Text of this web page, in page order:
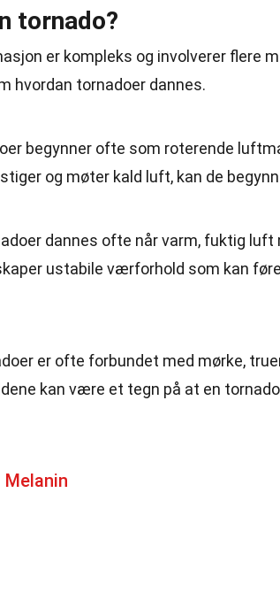
tornado?
er kompleks og involverer flere
hvordan tornadoer dannes.
begynner ofte som roterende
og møter kald luft, kan de
dannes ofte når varm, fuktig luft
ustabile værforhold som kan
er ofte forbundet med mørke,
kan være et tegn på at en
Melanin